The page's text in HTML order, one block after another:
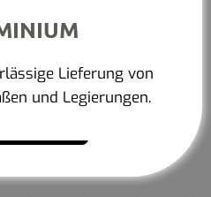
Lieferung von
und Legierungen.